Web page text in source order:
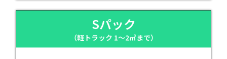
Sパック
（軽トラック 1～2㎥まで）